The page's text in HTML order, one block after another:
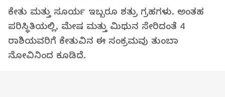
ಕೇತು ಮತ್ತು ಸೂರ್ಯ ಇಬ್ಬರೂ ಶತ್ರು ಗ್ರಹಗಳು. ಅಂತಹ
ಪರಿಸ್ಥಿತಿಯಲ್ಲಿ, ಮೇಷ ಮತ್ತು ಮಿಥುನ ಸೇರಿದಂತೆ 4
ರಾಶಿಯವರಿಗೆ ಕೇತುವಿನ ಈ ಸಂಕ್ರಮವು ತುಂಬಾ
ನೋವಿನಿಂದ ಕೂಡಿದೆ.